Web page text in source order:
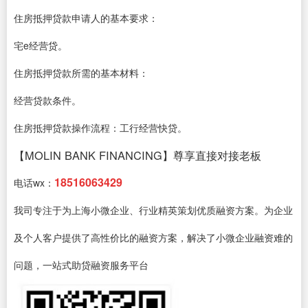
住房抵押贷款申请人的基本要求：
宅e经营贷。
住房抵押贷款所需的基本材料：
经营贷款条件。
住房抵押贷款操作流程：工行经营快贷。
【MOLIN BANK FINANCING】尊享直接对接老板
电话wx： 18516063429
我司专注于为上海小微企业、行业精英策划优质融资方案。为企业
及个人客户提供了高性价比的融资方案，解决了小微企业融资难的
问题，一站式助贷融资服务平台